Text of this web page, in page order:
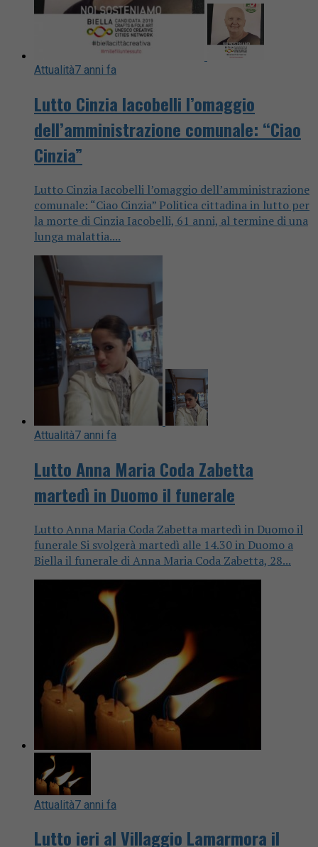
Attualità7 anni fa
Lutto Cinzia Iacobelli l’omaggio
dell’amministrazione comunale: “Ciao
Cinzia”
Lutto Cinzia Iacobelli l’omaggio dell’amministrazione
comunale: “Ciao Cinzia” Politica cittadina in lutto per
la morte di Cinzia Iacobelli, 61 anni, al termine di una
lunga malattia....
Attualità7 anni fa
Lutto Anna Maria Coda Zabetta
martedì in Duomo il funerale
Lutto Anna Maria Coda Zabetta martedì in Duomo il
funerale Si svolgerà martedì alle 14.30 in Duomo a
Biella il funerale di Anna Maria Coda Zabetta, 28...
Attualità7 anni fa
Lutto ieri al Villaggio Lamarmora il